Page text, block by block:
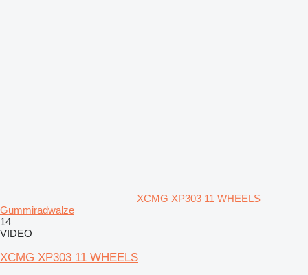
XCMG XP303 11 WHEELS
Gummiradwalze
14
VIDEO
XCMG XP303 11 WHEELS